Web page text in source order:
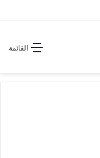
يغتال اليمن “
القائمة